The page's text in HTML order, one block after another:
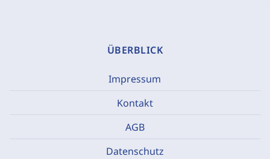
ÜBERBLICK
Impressum
Kontakt
AGB
Datenschutz